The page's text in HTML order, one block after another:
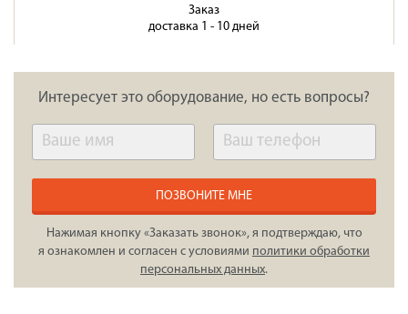
Заказ
доставка 1 - 10 дней
Интересует это оборудование, но есть вопросы?
ПОЗВОНИТЕ МНЕ
Нажимая кнопку «Заказать звонок», я подтверждаю, что
я ознакомлен и согласен с условиями политики обработки
персональных данных.